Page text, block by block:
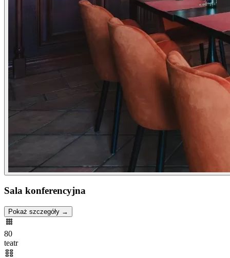
Sala konferencyjna
Pokaż szczegóły →
80
teatr